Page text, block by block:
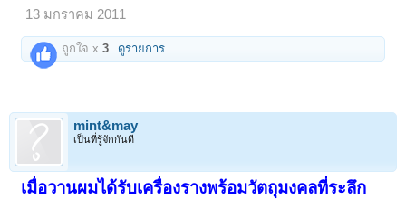
13 มกราคม 2011
ถูกใจ x3 ดูรายการ
mint&may
เป็นที่รู้จักกันดี
เมื่อวานผมได้รับเครื่องรางพร้อมวัตถุมงคลที่ระลึก